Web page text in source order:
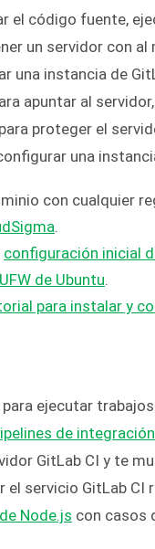
el código fuente,
un servidor con
una instancia de
apuntar al
para proteger el
una
con cualquier
configuración inicial
de Ubuntu
para instalar y
para ejecutar
de
GitLab CI y te
servicio GitLab CI
Node.js con casos